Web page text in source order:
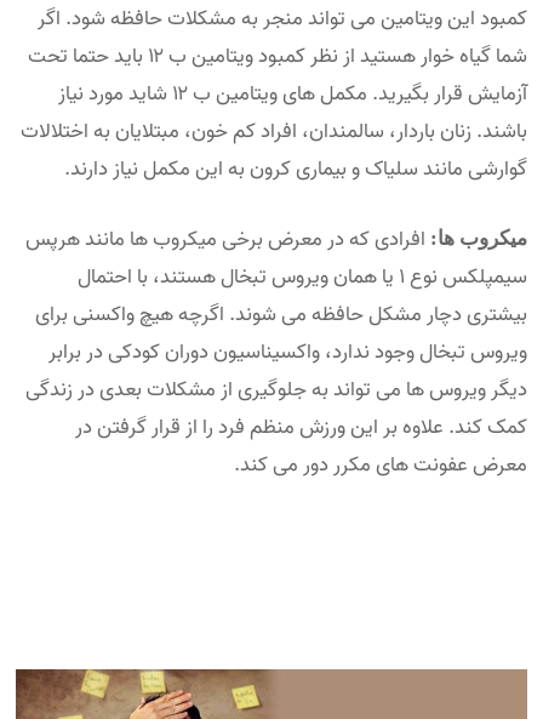
کمبود این ویتامین می تواند منجر به مشکلات حافظه شود. اگر
شما گیاه خوار هستید از نظر کمبود ویتامین ب ۱۲ باید حتما تحت
آزمایش قرار بگیرید. مکمل های ویتامین ب ۱۲ شاید مورد نیاز
باشند. زنان باردار، سالمندان، افراد کم خون، مبتلایان به اختلالات
گوارشی مانند سلیاک و بیماری کرون به این مکمل نیاز دارند.
میکروب ها: افرادی که در معرض برخی میکروب ها مانند هرپس
سیمپلکس نوع ۱ یا همان ویروس تبخال هستند، با احتمال
بیشتری دچار مشکل حافظه می شوند. اگرچه هیچ واکسنی برای
ویروس تبخال وجود ندارد، واکسیناسیون دوران کودکی در برابر
دیگر ویروس ها می تواند به جلوگیری از مشکلات بعدی در زندگی
کمک کند. علاوه بر این ورزش منظم فرد را از قرار گرفتن در
معرض عفونت های مکرر دور می کند.